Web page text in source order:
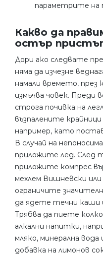
параметрите на
Какво да
остър
Дори ако следвате
няма да изчезне
намали времето,
измъчва човек. Преди
строга почивка на
възпалените
например, като
В случай на
приложите лед. След
приложите компрес
мехлем Вишневски
ограничите
да ядете течни каши
Трябва да пиете
алкални напитки,
мляко, минерална вода
добавка на лимонов